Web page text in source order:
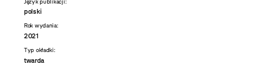
polski
Rok wydania:
2021
Typ okładki:
twarda